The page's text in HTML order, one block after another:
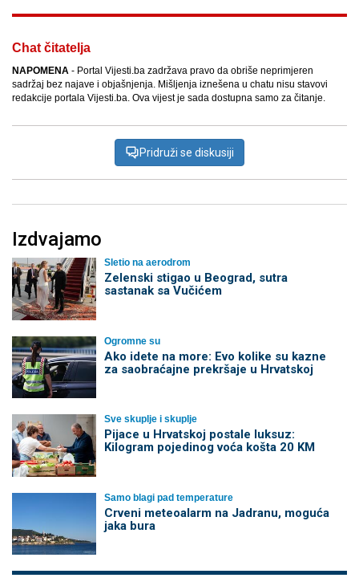
Chat čitatelja
NAPOMENA - Portal Vijesti.ba zadržava pravo da obriše neprimjeren
sadržaj bez najave i objašnjenja. Mišljenja iznešena u chatu nisu stavovi
redakcije portala Vijesti.ba. Ova vijest je sada dostupna samo za čitanje.
Pridruži se diskusiji
Izdvajamo
Sletio na aerodrom
Zelenski stigao u Beograd, sutra
sastanak sa Vučićem
Ogromne su
Ako idete na more: Evo kolike su kazne
za saobraćajne prekršaje u Hrvatskoj
Sve skuplje i skuplje
Pijace u Hrvatskoj postale luksuz:
Kilogram pojedinog voća košta 20 KM
Samo blagi pad temperature
Crveni meteoalarm na Jadranu, moguća
jaka bura